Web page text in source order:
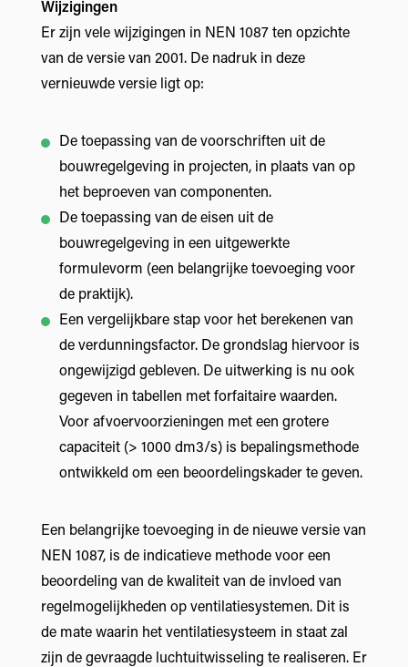
Wijzigingen
Er zijn vele wijzigingen in NEN 1087 ten opzichte
van de versie van 2001. De nadruk in deze
vernieuwde versie ligt op:
De toepassing van de voorschriften uit de
bouwregelgeving in projecten, in plaats van op
het beproeven van componenten.
De toepassing van de eisen uit de
bouwregelgeving in een uitgewerkte
formulevorm (een belangrijke toevoeging voor
de praktijk).
Een vergelijkbare stap voor het berekenen van
de verdunningsfactor. De grondslag hiervoor is
ongewijzigd gebleven. De uitwerking is nu ook
gegeven in tabellen met forfaitaire waarden.
Voor afvoervoorzieningen met een grotere
capaciteit (> 1000 dm3/s) is bepalingsmethode
ontwikkeld om een beoordelingskader te geven.
Een belangrijke toevoeging in de nieuwe versie van
NEN 1087, is de indicatieve methode voor een
beoordeling van de kwaliteit van de invloed van
regelmogelijkheden op ventilatiesystemen. Dit is
de mate waarin het ventilatiesysteem in staat zal
zijn de gevraagde luchtuitwisseling te realiseren. Er